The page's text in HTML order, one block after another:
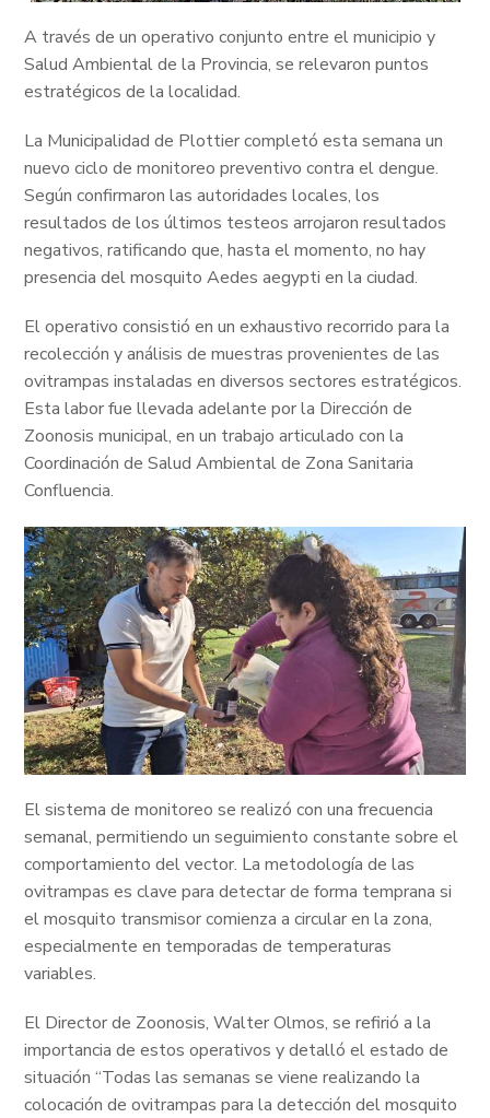
A través de un operativo conjunto entre el municipio y
Salud Ambiental de la Provincia, se relevaron puntos
estratégicos de la localidad.
La Municipalidad de Plottier completó esta semana un
nuevo ciclo de monitoreo preventivo contra el dengue.
Según confirmaron las autoridades locales, los
resultados de los últimos testeos arrojaron resultados
negativos, ratificando que, hasta el momento, no hay
presencia del mosquito Aedes aegypti en la ciudad.
El operativo consistió en un exhaustivo recorrido para la
recolección y análisis de muestras provenientes de las
ovitrampas instaladas en diversos sectores estratégicos.
Esta labor fue llevada adelante por la Dirección de
Zoonosis municipal, en un trabajo articulado con la
Coordinación de Salud Ambiental de Zona Sanitaria
Confluencia.
El sistema de monitoreo se realizó con una frecuencia
semanal, permitiendo un seguimiento constante sobre el
comportamiento del vector. La metodología de las
ovitrampas es clave para detectar de forma temprana si
el mosquito transmisor comienza a circular en la zona,
especialmente en temporadas de temperaturas
variables.
El Director de Zoonosis, Walter Olmos, se refirió a la
importancia de estos operativos y detalló el estado de
situación “Todas las semanas se viene realizando la
colocación de ovitrampas para la detección del mosquito